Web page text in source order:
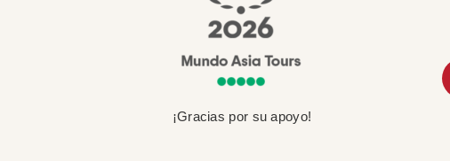
¡Gracias por su apoyo!